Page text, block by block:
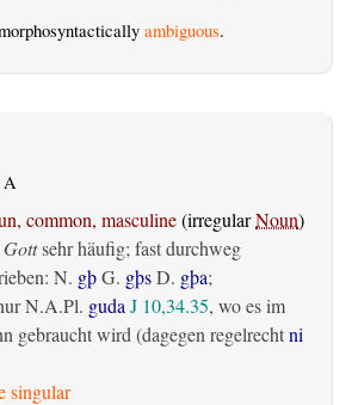
ambiguous.
A
common, masculine(irregularNoun)
Gottsehr häufig; fast durchweg
N. gþG. gþsD. gþa;
N.A.Pl. guda J 10,34.35, wo es im
gebraucht wird (dagegen regelrechtni
singular